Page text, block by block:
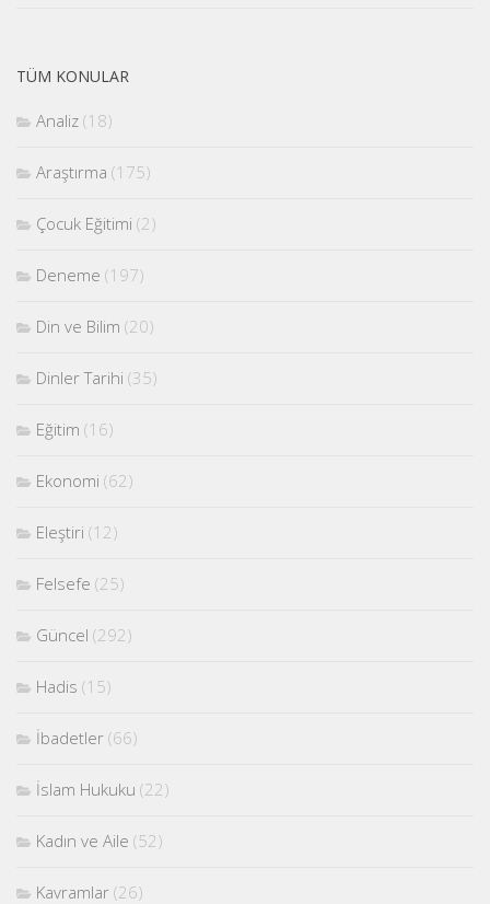
TÜM KONULAR
Analiz (18)
Araştırma (175)
Çocuk Eğitimi (2)
Deneme (197)
Din ve Bilim (20)
Dinler Tarihi (35)
Eğitim (16)
Ekonomi (62)
Eleştiri (12)
Felsefe (25)
Güncel (292)
Hadis (15)
İbadetler (66)
İslam Hukuku (22)
Kadın ve Aile (52)
Kavramlar (26)